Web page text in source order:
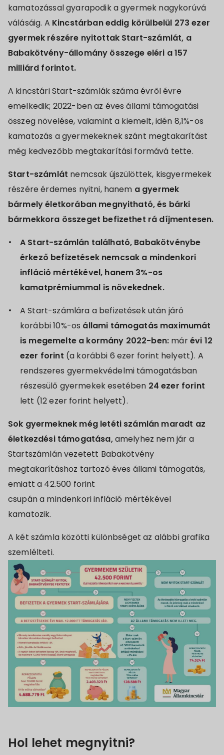
Választási ügyintézés
2024. évi általános
kamatozással gyarapodik a gyermek nagykorúvá
válásáig. A Kincstárban eddig körülbelül 273 ezer
gyermek részére nyitottak Start-számlát, a
Babakötvény-állomány összege eléri a 157
milliárd forintot.
A kincstári Start-számlák száma évről évre
emelkedik; 2022-ben az éves állami támogatási
összeg növelése, valamint a kiemelt, idén 8,1%-os
kamatozás a gyermekeknek szánt megtakarítást
még kedvezőbb megtakarítási formává tette.
Start-számlát nemcsak újszülöttek, kisgyermekek
részére érdemes nyitni, hanem a gyermek
bármely életkorában megnyitható, és bárki
bármekkora összeget befizethet rá díjmentesen.
A Start-számlán található, Babakötvénybe
érkező befizetések nemcsak a mindenkori
infláció mértékével, hanem 3%-os
kamatprémiummal is növekednek.
A Start-számlára a befizetések után járó
korábbi 10%-os állami támogatás maximumát
is megemelte a kormány 2022-ben: márévi 12
ezer forint (a korábbi 6 ezer forint helyett). A
rendszeres gyermekvédelmi támogatásban
részesülő gyermekek esetében 24 ezer forint
lett (12 ezer forint helyett).
Sok gyermeknek még letéti számlán maradt az
életkezdési támogatása,amelyhez nem jár a
Startszámlán vezetett Babakötvény
megtakarításhoz tartozó éves állami támogatás,
emiatt a 42.500 forint
csupán a mindenkori infláció mértékével
kamatozik.
A két számla közötti különbséget az alábbi grafika
szemlélteti.
Hol lehet megnyitni?